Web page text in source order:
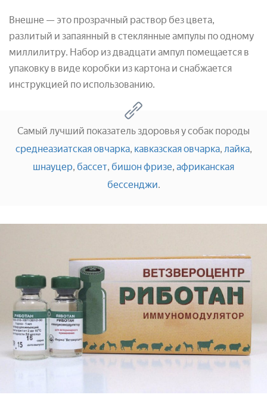
Внешне — это прозрачный раствор без цвета,
разлитый и запаянный в стеклянные ампулы по одному
миллилитру. Набор из двадцати ампул помещается в
упаковку в виде коробки из картона и снабжается
инструкцией по использованию.
Самый лучший показатель здоровья у собак породы
среднеазиатская овчарка, кавказская овчарка, лайка,
шнауцер, бассет, бишон фризе, африканская
бессенджи.